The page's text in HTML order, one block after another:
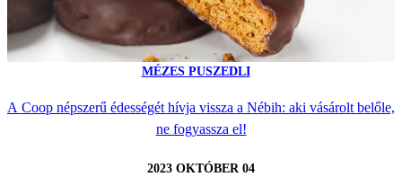
MÉZES PUSZEDLI
A Coop népszerű édességét hívja vissza a Nébih: aki vásárolt belőle,
ne fogyassza el!
2023 OKTÓBER 04